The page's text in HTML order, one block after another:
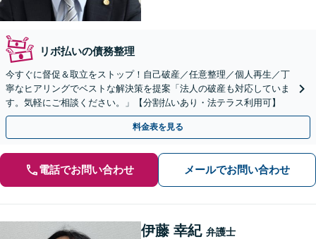
リボ払いの債務整理
今すぐに督促＆取立をストップ！自己破産／任意整理／個人再生／丁
寧なヒアリングでベストな解決策を提案「法人の破産も対応していま
す。気軽にご相談ください。」【分割払いあり・法テラス利用可】
料金表を見る
電話でお問い合わせ メールでお問い合わせ
伊藤 幸紀 弁護士